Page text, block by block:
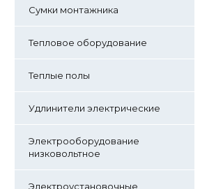
Сумки монтажника
Тепловое оборудование
Теплые полы
Удлинители электрические
Электрооборудование
низковольтное
Электроустановочные